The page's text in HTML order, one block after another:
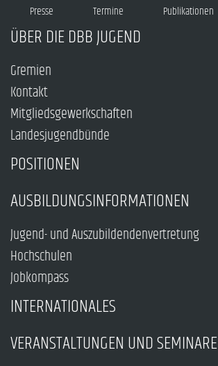
Presse Termine Publikationen
ÜBER DIE DBB JUGEND
Gremien
Kontakt
Mitgliedsgewerkschaften
Landesjugendbünde
POSITIONEN
AUSBILDUNGSINFORMATIONEN
Jugend- und Auszubildendenvertretung
Hochschulen
Jobkompass
INTERNATIONALES
VERANSTALTUNGEN UND SEMINARE